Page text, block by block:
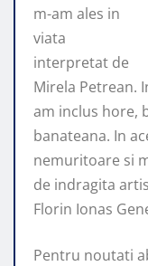
m-am ales in
viata
interpretat de
Mirela Petrean.
am inclus hore,
banateana. In
nemuritoare si
de indragita
Florin Ionas
Pentru noutati